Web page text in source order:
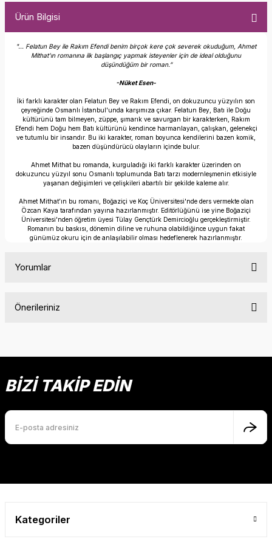
Ürün Bilgisi
"... Felatun Bey ile Rakım Efendi benim birçok kere çok severek okuduğum, Ahmet
Mithat’ın romanına ilk başlangıç yapmak isteyenler için de ideal olduğunu
düşündüğüm bir roman.”
-Nüket Esen-
İki farklı karakter olan Felatun Bey ve Rakım Efendi, on dokuzuncu yüzyılın son
çeyreğinde Osmanlı İstanbul'unda karşımıza çıkar. Felatun Bey, Batı ile Doğu
kültürünü tam bilmeyen, züppe, şımarık ve savurgan bir karakterken, Rakım
Efendi hem Doğu hem Batı kültürünü kendince harmanlayan, çalışkan, gelenekçi
ve tutumlu bir insandır. Bu iki karakter, roman boyunca kendilerini bazen komik,
bazen düşündürücü olayların içinde bulur.
Ahmet Mithat bu romanda, kurguladığı iki farklı karakter üzerinden on
dokuzuncu yüzyıl sonu Osmanlı toplumunda Batı tarzı modernleşmenin etkisiyle
yaşanan değişimleri ve çelişkileri abartılı bir şekilde kaleme alır.
Ahmet Mithat’ın bu romanı, Boğaziçi ve Koç Üniversitesi'nde ders vermekte olan
Özcan Kaya tarafından yayına hazırlanmıştır. Editörlüğünü ise yine Boğaziçi
Üniversitesi'nden öğretim üyesi Tülay Gençtürk Demircioğlu gerçekleştirmiştir.
Romanın bu baskısı, dönemin diline ve ruhuna olabildiğince uygun fakat
günümüz okuru için de anlaşılabilir olması hedeflenerek hazırlanmıştır.
Yorumlar
Önerileriniz
BİZİ TAKİP EDİN
Kategoriler